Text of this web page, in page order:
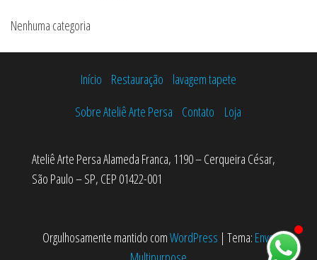
Nenhuma categoria
Início Restauração
lavagem tapete
Sobre Ateliê Arte Persa
Contato Loja
Ateliê Arte Persa Alameda Franca, 1190 – Cerqueira César,
São Paulo – SP, CEP 01422-001
Orgulhosamente mantido comWordPress | Tema: Envo